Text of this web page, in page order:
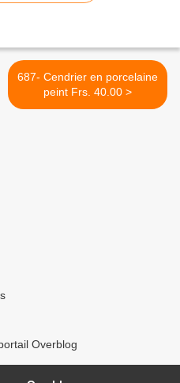
687- Cendrier en porcelaine
peint Frs. 40.00 >
Overblog